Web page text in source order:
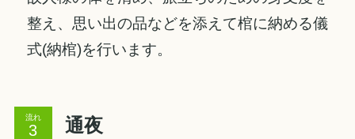
整え、思い出の品などを添えて棺に納める儀
式(納棺)を行います。
流れ 通夜